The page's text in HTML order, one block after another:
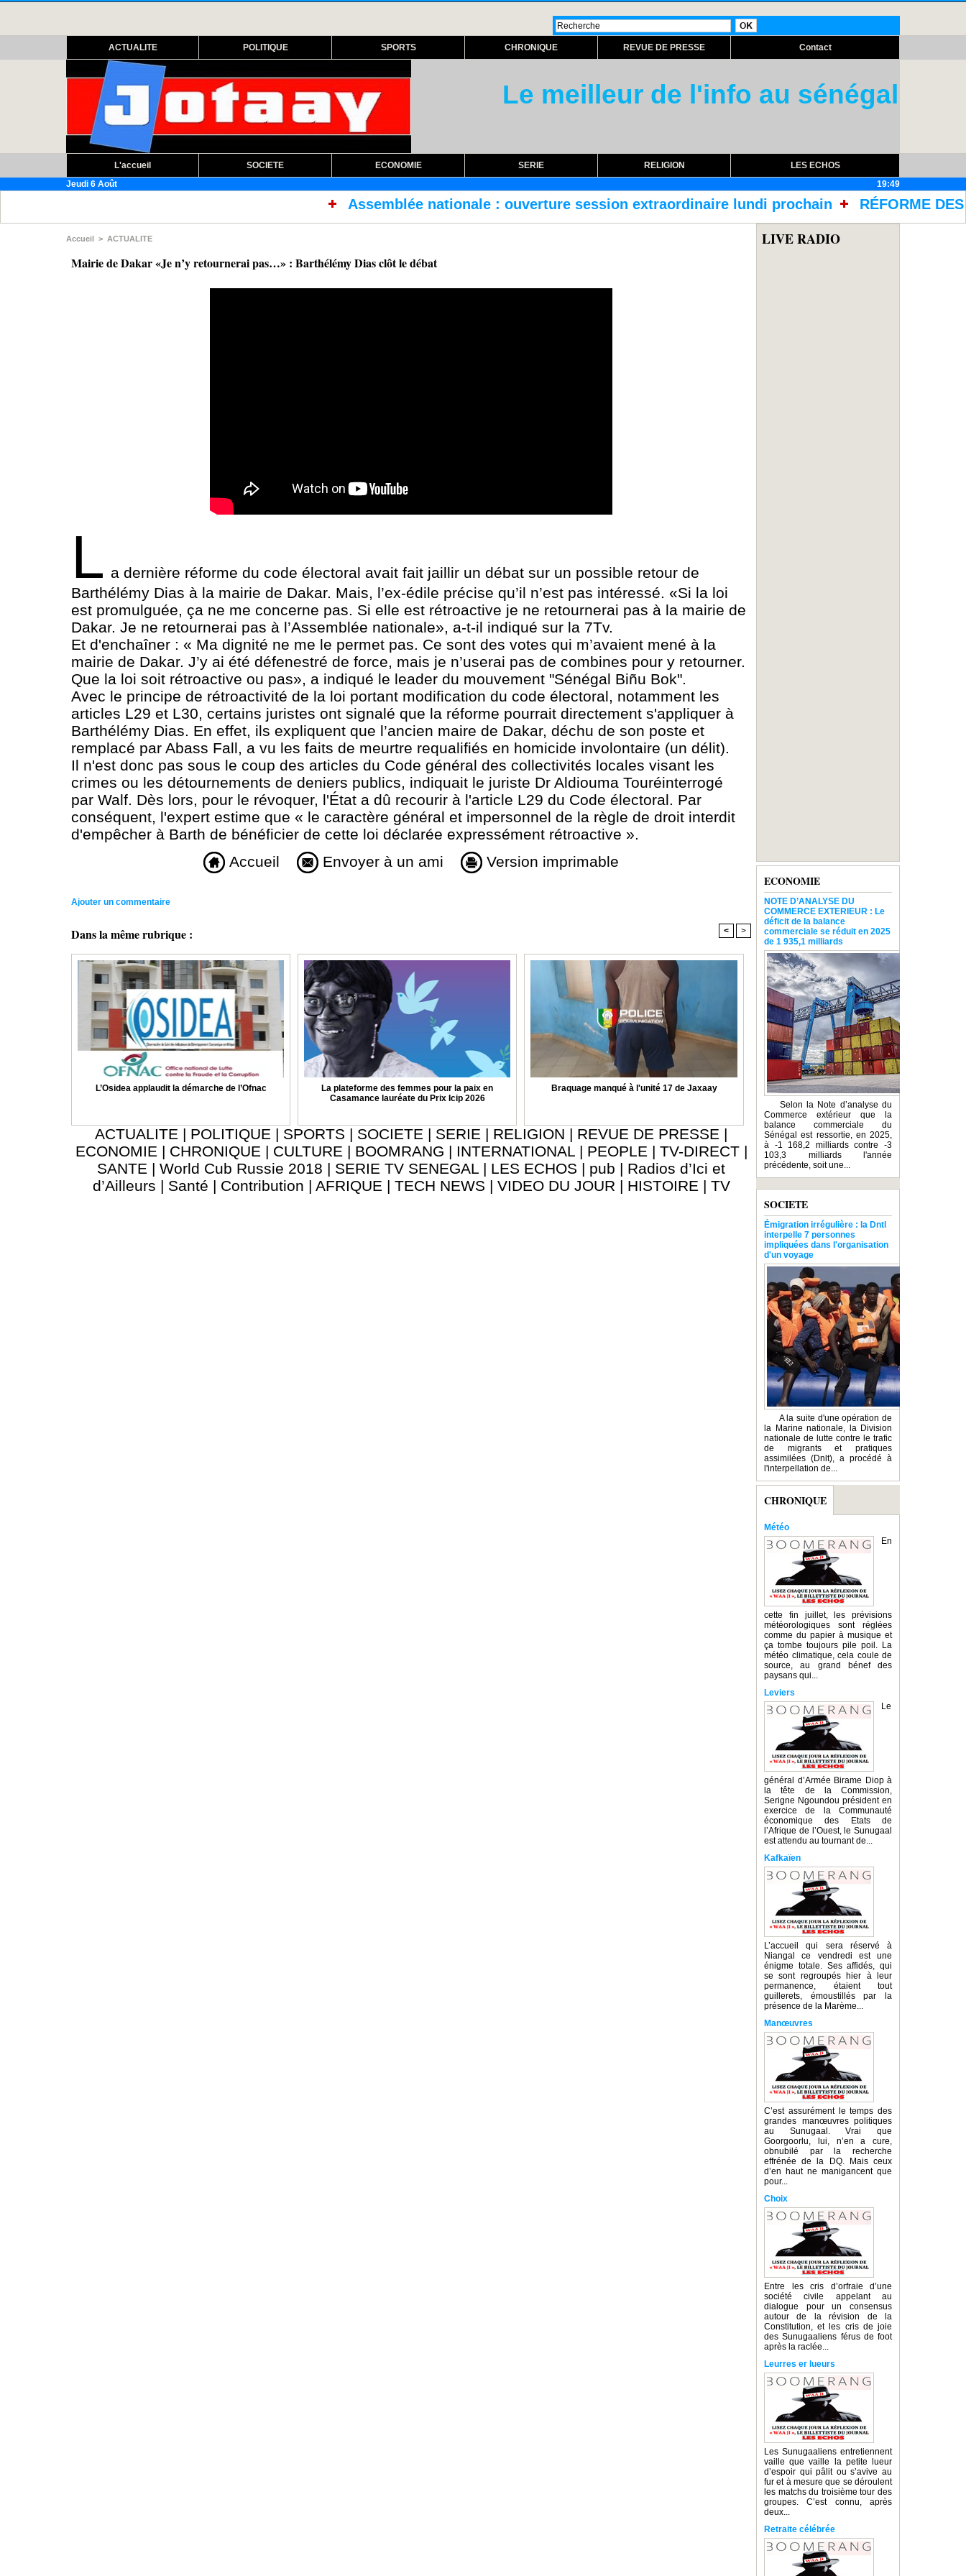
ACTUALITE POLITIQUE SPORTS CHRONIQUE REVUE DE PRESSE Contact
Le meilleur de l'info au sénégal
L'accueil SOCIETE ECONOMIE SERIE RELIGION
LES ECHOS
Jeudi 6 Août
19:49
Assemblée nationale : ouverture session extraordinaire lundi prochain RÉFORME DES TRAITEMENTS
Accueil > ACTUALITE
Mairie de Dakar «Je n’y retournerai pas…» : Barthélémy Dias clôt le débat
L a dernière réforme du code électoral avait fait jaillir un débat sur un possible retour de
Barthélémy Dias à la mairie de Dakar. Mais, l’ex-édile précise qu’il n’est pas intéressé. «Si la loi
est promulguée, ça ne me concerne pas. Si elle est rétroactive je ne retournerai pas à la mairie de
Dakar. Je ne retournerai pas à l’Assemblée nationale», a-t-il indiqué sur la 7Tv.
Et d'enchaîner : « Ma dignité ne me le permet pas. Ce sont des votes qui m’avaient mené à la
mairie de Dakar. J’y ai été défenestré de force, mais je n’userai pas de combines pour y retourner.
Que la loi soit rétroactive ou pas», a indiqué le leader du mouvement "Sénégal Biñu Bok".
Avec le principe de rétroactivité de la loi portant modification du code électoral, notamment les
articles L29 et L30, certains juristes ont signalé que la réforme pourrait directement s'appliquer à
Barthélémy Dias. En effet, ils expliquent que l’ancien maire de Dakar, déchu de son poste et
remplacé par Abass Fall, a vu les faits de meurtre requalifiés en homicide involontaire (un délit).
Il n'est donc pas sous le coup des articles du Code général des collectivités locales visant les
crimes ou les détournements de deniers publics, indiquait le juriste Dr Aldiouma Touréinterrogé
par Walf. Dès lors, pour le révoquer, l'État a dû recourir à l'article L29 du Code électoral. Par
conséquent, l'expert estime que « le caractère général et impersonnel de la règle de droit interdit
d'empêcher à Barth de bénéficier de cette loi déclarée expressément rétroactive ».
Accueil
Envoyer à un ami Version imprimable
Ajouter un commentaire
Dans la même rubrique : < >
L’Osidea applaudit la démarche de l’Ofnac
La plateforme des femmes pour la paix en
Casamance lauréate du Prix Icip 2026
Braquage manqué à l'unité 17 de Jaxaay
ACTUALITE | POLITIQUE | SPORTS | SOCIETE | SERIE | RELIGION | REVUE DE PRESSE |
ECONOMIE | CHRONIQUE | CULTURE | BOOMRANG | INTERNATIONAL | PEOPLE | TV-DIRECT |
SANTE | World Cub Russie 2018 | SERIE TV SENEGAL | LES ECHOS | pub | Radios d’Ici et
d’Ailleurs | Santé | Contribution | AFRIQUE | TECH NEWS | VIDEO DU JOUR | HISTOIRE | TV
LIVE RADIO
ECONOMIE
NOTE D’ANALYSE DU
COMMERCE EXTERIEUR : Le
déficit de la balance
commerciale se réduit en 2025
de 1 935,1 milliards
Selon la Note d’analyse du
Commerce extérieur que la
balance commerciale du
Sénégal est ressortie, en 2025,
à -1 168,2 milliards contre -3
103,3 milliards l'année
précédente, soit une...
SOCIETE
Émigration irrégulière : la Dntl
interpelle 7 personnes
impliquées dans l'organisation
d'un voyage
A la suite d'une opération de
la Marine nationale, la Division
nationale de lutte contre le trafic
de migrants et pratiques
assimilées (Dnlt), a procédé à
l'interpellation de...
CHRONIQUE
Météo
En
cette fin juillet, les prévisions
météorologiques sont réglées
comme du papier à musique et
ça tombe toujours pile poil. La
météo climatique, cela coule de
source, au grand bénef des
paysans qui...
Leviers
Le
général d’Armée Birame Diop à
la tête de la Commission,
Serigne Ngoundou président en
exercice de la Communauté
économique des Etats de
l’Afrique de l’Ouest, le Sunugaal
est attendu au tournant de...
Kafkaïen
L’accueil qui sera réservé à
Niangal ce vendredi est une
énigme totale. Ses affidés, qui
se sont regroupés hier à leur
permanence, étaient tout
guillerets, émoustillés par la
présence de la Marème...
Manœuvres
C’est assurément le temps des
grandes manœuvres politiques
au Sunugaal. Vrai que
Goorgoorlu, lui, n’en a cure,
obnubilé par la recherche
effrénée de la DQ. Mais ceux
d’en haut ne manigancent que
pour...
Choix
Entre les cris d’orfraie d’une
société civile appelant au
dialogue pour un consensus
autour de la révision de la
Constitution, et les cris de joie
des Sunugaaliens férus de foot
après la raclée...
Leurres er lueurs
Les Sunugaaliens entretiennent
vaille que vaille la petite lueur
d’espoir qui pâlit ou s’avive au
fur et à mesure que se déroulent
les matchs du troisième tour des
groupes. C’est connu, après
deux...
Retraite célébrée